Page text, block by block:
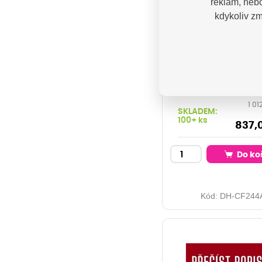
kompatibilní
M15a, M28w,
Orientační kapacita:
stran při 5% pokrytí
black
SKLADEM:
100+ ks
1
Do
Kód: DH-
reklam,
kdykoliv